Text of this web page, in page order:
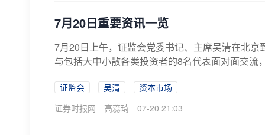
7月20日重要资讯一览
7月20日上午，证监会党委书记、主席吴清在北
与包括大中小散各类投资者的8名代表面对面交
证监会 吴清
资本市场
证券时报网
高蕊琦 07-20 21:03